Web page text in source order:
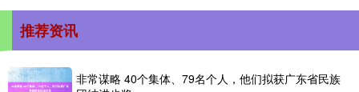
推荐资讯
非常谋略 40个集体、79名个人，他们拟获广东省民族